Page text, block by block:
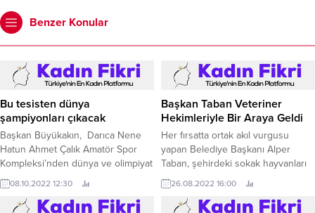
Benzer Konular
Bu tesisten dünya
şampiyonları çıkacak
Başkan Büyükakın, Darıca Nene
Hatun Ahmet Çalık Amatör Spor
Kompleksi’nden dünya ve olimpiyat
şampiyonları çıkacağına inandığını
söyledi Kocaeli’de her yıl
gerçekleştirilen Amatör Spor
08.10.2022 12:30
Başkan Taban Veteriner
Hekimleriyle Bir Araya Geldi
Her fırsatta ortak akıl vurgusu
yapan Belediye Başkanı Alper
Taban, şehirdeki sokak hayvanları
ve İnegöl Belediyesinin bu
konudaki çalışmalarıyla ilgili
istişarelerde bulunmak adına
26.08.2022 16:00